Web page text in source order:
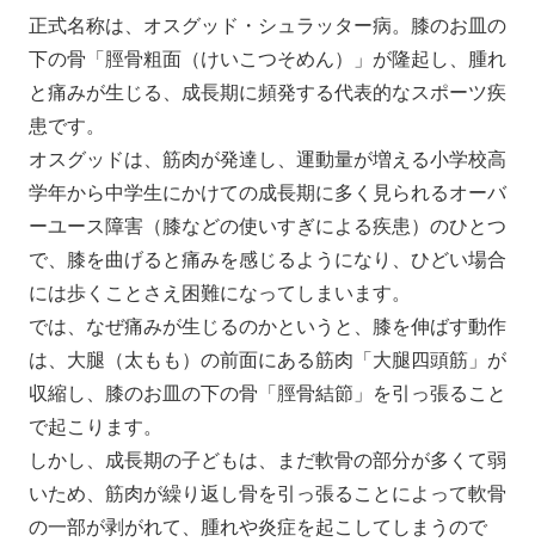
正式名称は、オスグッド・シュラッター病。膝のお皿の
下の骨「脛骨粗面（けいこつそめん）」が隆起し、腫れ
と痛みが生じる、成長期に頻発する代表的なスポーツ疾
患です。
オスグッドは、筋肉が発達し、運動量が増える小学校高
学年から中学生にかけての成長期に多く見られるオーバ
ーユース障害（膝などの使いすぎによる疾患）のひとつ
で、膝を曲げると痛みを感じるようになり、ひどい場合
には歩くことさえ困難になってしまいます。
では、なぜ痛みが生じるのかというと、膝を伸ばす動作
は、大腿（太もも）の前面にある筋肉「大腿四頭筋」が
収縮し、膝のお皿の下の骨「脛骨結節」を引っ張ること
で起こります。
しかし、成長期の子どもは、まだ軟骨の部分が多くて弱
いため、筋肉が繰り返し骨を引っ張ることによって軟骨
の一部が剥がれて、腫れや炎症を起こしてしまうので